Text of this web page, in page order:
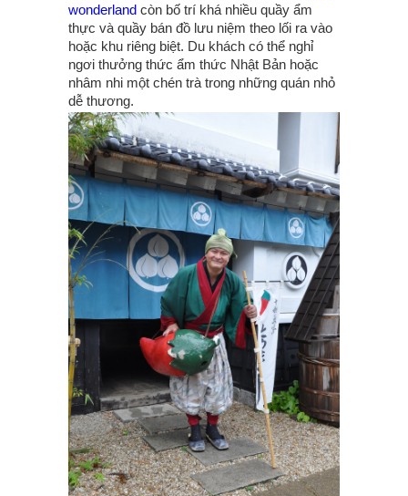
wonderland còn bố trí khá nhiều quầy ẩm
thực và quầy bán đồ lưu niệm theo lối ra vào
hoặc khu riêng biệt. Du khách có thể nghỉ
ngơi thưởng thức ẩm thức Nhật Bản hoặc
nhâm nhi một chén trà trong những quán nhỏ
dễ thương.